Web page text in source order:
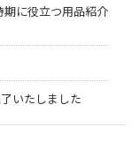
に役立つ用品紹介
いたしました